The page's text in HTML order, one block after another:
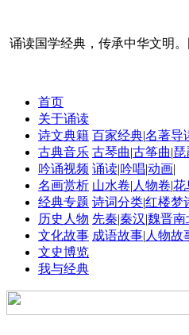
诵读国学经典，传承中华文明
首页
关于诵读
诗文典籍 百家经典|名著导
古典音乐 古琴曲|古筝曲|琵
吟诵视频 诵读|吟唱|动画|
名画赏析 山水卷| 人物卷|花
经典专题 诗词分类|红楼梦
历史人物 先秦|秦汉|魏晋南
文化故事 成语故事| 人物故
文史博览
我与经典